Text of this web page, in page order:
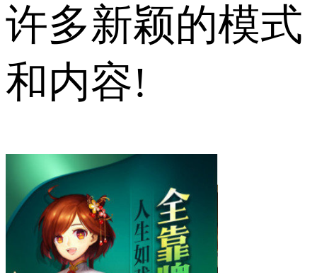
许多新颖的模式
和内容!